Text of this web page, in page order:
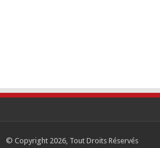
© Copyright 2026, Tout Droits Réservés